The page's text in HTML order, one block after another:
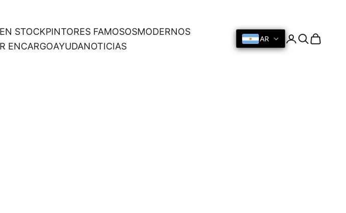
STOCKPINTORES FAMOSOSMODERNOS
ENCARGOAYUDANOTICIAS
AR Iniciar sesión
Buscar
Cesta